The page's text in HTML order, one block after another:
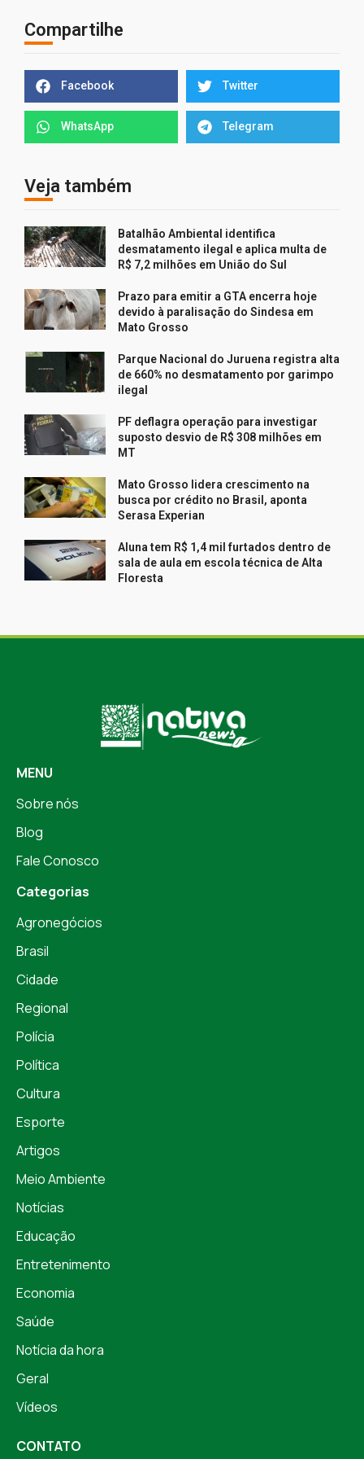
Compartilhe
Facebook Twitter
WhatsApp Telegram
Veja também
Batalhão Ambiental identifica
desmatamento ilegal e aplica multa de
R$ 7,2 milhões em União do Sul
Prazo para emitir a GTA encerra hoje
devido à paralisação do Sindesa em
Mato Grosso
Parque Nacional do Juruena registra alta
de 660% no desmatamento por garimpo
ilegal
PF deflagra operação para investigar
suposto desvio de R$ 308 milhões em
MT
Mato Grosso lidera crescimento na
busca por crédito no Brasil, aponta
Serasa Experian
Aluna tem R$ 1,4 mil furtados dentro de
sala de aula em escola técnica de Alta
Floresta
MENU
Sobre nós
Blog
Fale Conosco
Categorias
Agronegócios
Brasil
Cidade
Regional
Polícia
Política
Cultura
Esporte
Artigos
Meio Ambiente
Notícias
Educação
Entretenimento
Economia
Saúde
Notícia da hora
Geral
Vídeos
CONTATO